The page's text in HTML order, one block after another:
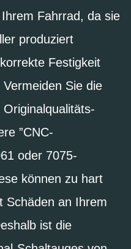
Fahrrad, da sie
produziert
Festigkeit
Sie die
”CNC-
oder 7075-
können zu hart
Schäden an Ihrem
ist die